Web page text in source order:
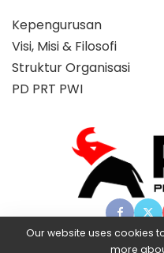
Kepengurusan
Visi, Misi & Filosofi
Struktur Organisasi
PD PRT PWI
Our website uses cookies
more